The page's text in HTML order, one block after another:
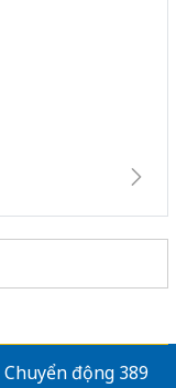
Chuyển động 389